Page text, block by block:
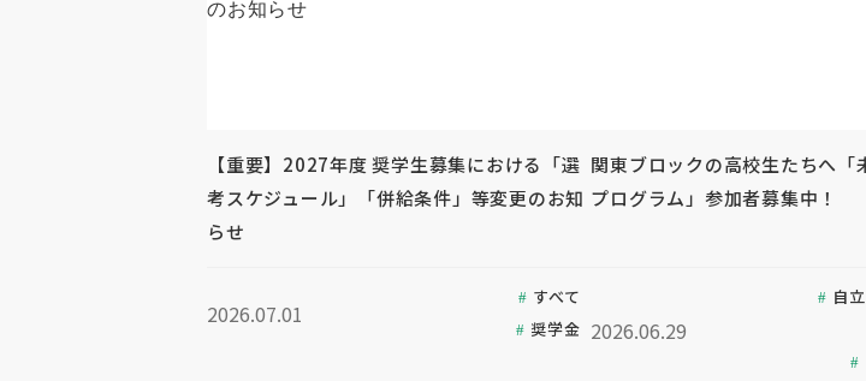
【重要】2027年度 奨学生募集における「選
考スケジュール」「併給条件」等変更のお知
らせ
2026.07.01
すべて
奨学金
関東ブロックの高校生たちへ「
プログラム」参加者募集中！
2026.06.29
自